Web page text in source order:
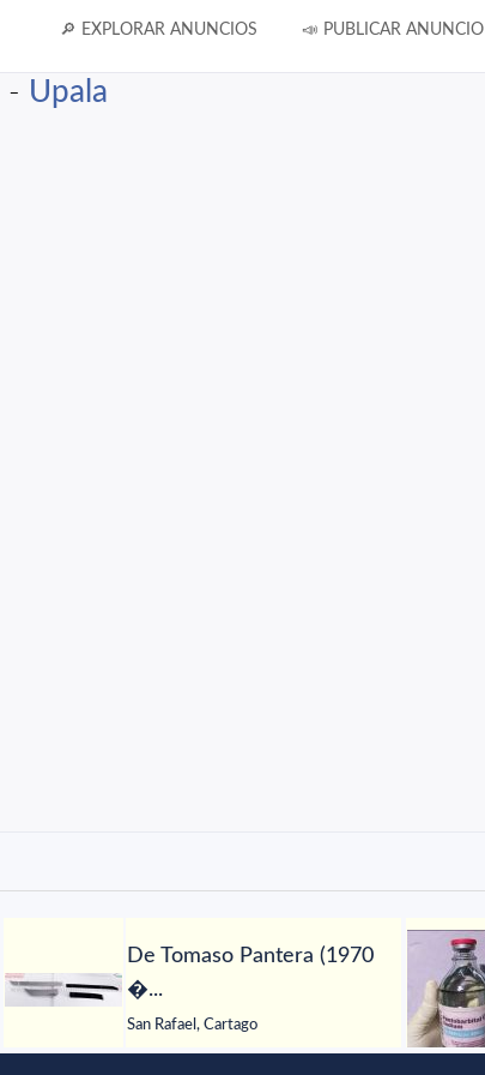
🔎 EXPLORAR ANUNCIOS 📣 PUBLICAR ANUNCIO
- Upala
De Tomaso Pantera (1970
�...
San Rafael, Cartago